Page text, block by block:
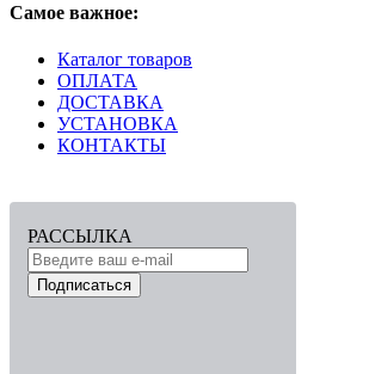
Самое важное:
Каталог товаров
ОПЛАТА
ДОСТАВКА
УСТАНОВКА
КОНТАКТЫ
РАССЫЛКА
Подписаться